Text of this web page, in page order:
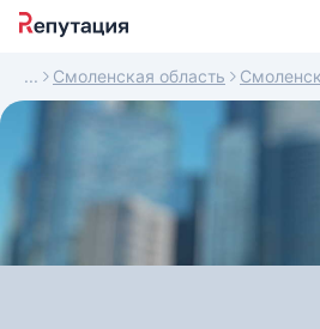
Смоленская область Смоленск